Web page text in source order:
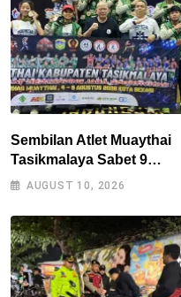
Sembilan Atlet Muaythai
Tasikmalaya Sabet 9
Medali di Kejurnas Bekasi,
Porprov Jabar 2026
AUGUST 10, 2026